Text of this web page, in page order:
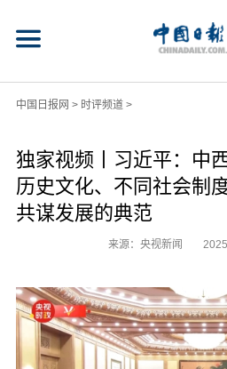
中国日报网 > 时评频道>
独家视频丨习近平：中
历史文化、不同社会制
共谋发展的典范
来源：央视新闻